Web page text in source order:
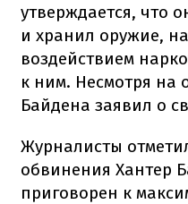
утверждается, что
и хранил оружие,
воздействием
к ним. Несмотря на
Байдена заявил о
Журналисты
обвинения Хантер
приговорен к